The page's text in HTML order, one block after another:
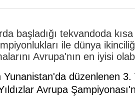
başladığı tekvandoda
ile dünya
Avrupa'nın en iyisi
düzenlenen 3.
Avrupa